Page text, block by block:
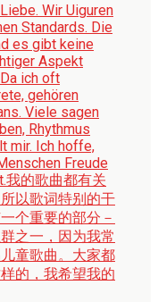
Wir Uiguren
Standards. Die
es gibt keine
Aspekt
ich oft
gehören
Viele sagen
Rhythmus
mir. Ich hoffe,
Freude
我的歌曲都有关
以歌词特别的干
个重要的部分－
之一，因为我常
童歌曲。大家都
的，我希望我的